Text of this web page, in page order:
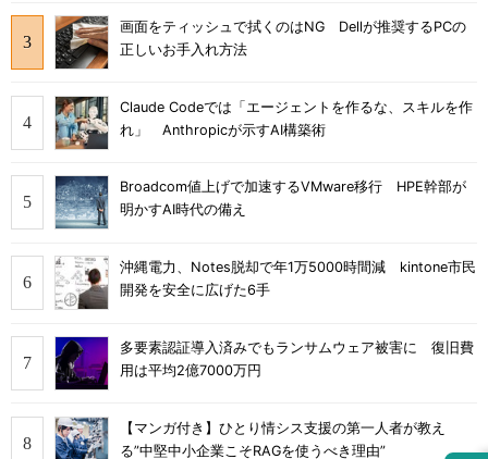
画面をティッシュで拭くのはNG Dellが推奨するPCの
正しいお手入れ方法
Claude Codeでは「エージェントを作るな、スキルを作
れ」 Anthropicが示すAI構築術
Broadcom値上げで加速するVMware移行 HPE幹部が
明かすAI時代の備え
沖縄電力、Notes脱却で年1万5000時間減 kintone市民
開発を安全に広げた6手
多要素認証導入済みでもランサムウェア被害に 復旧費
用は平均2億7000万円
【マンガ付き】ひとり情シス支援の第一人者が教え
る”中堅中小企業こそRAGを使うべき理由”